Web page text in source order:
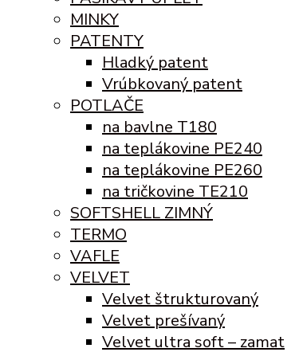
MINKY
PATENTY
Hladký patent
Vrúbkovaný patent
POTLAČE
na bavlne T180
na teplákovine PE240
na teplákovine PE260
na tričkovine TE210
SOFTSHELL ZIMNÝ
TERMO
VAFLE
VELVET
Velvet štrukturovaný
Velvet prešívaný
Velvet ultra soft – zamat